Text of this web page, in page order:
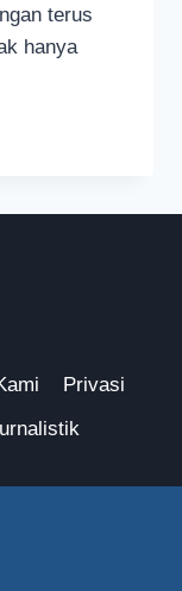
terus
hanya
Privasi